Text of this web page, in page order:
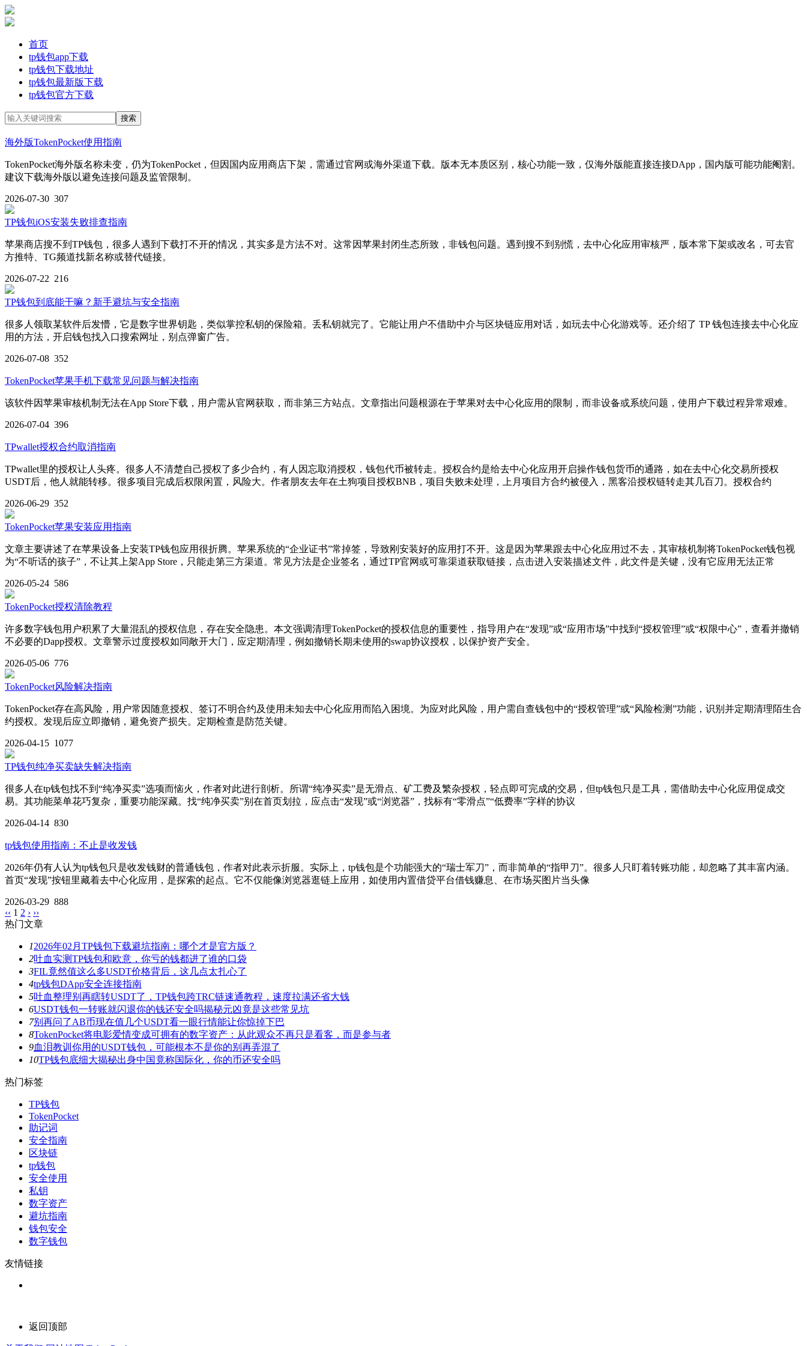
首页
tp钱包app下载
tp钱包下载地址
tp钱包最新版下载
tp钱包官方下载
海外版TokenPocket使用指南
TokenPocket海外版名称未变，仍为TokenPocket，但因国内应用商店下架，需通过官网或海外渠道下载。版本无本质区别，核心功能一致，仅海外版能直接连接DApp，国内版可能功能阉割。
建议下载海外版以避免连接问题及监管限制。
2026-07-30 307
TP钱包iOS安装失败排查指南
苹果商店搜不到TP钱包，很多人遇到下载打不开的情况，其实多是方法不对。这常因苹果封闭生态所致，非钱包问题。遇到搜不到别慌，去中心化应用审核严，版本常下架或改名，可去官
方推特、TG频道找新名称或替代链接。
2026-07-22 216
TP钱包到底能干嘛？新手避坑与安全指南
很多人领取某软件后发懵，它是数字世界钥匙，类似掌控私钥的保险箱。丢私钥就完了。它能让用户不借助中介与区块链应用对话，如玩去中心化游戏等。还介绍了 TP 钱包连接去中心化应
用的方法，开启钱包找入口搜索网址，别点弹窗广告。
2026-07-08 352
TokenPocket苹果手机下载常见问题与解决指南
该软件因苹果审核机制无法在App Store下载，用户需从官网获取，而非第三方站点。文章指出问题根源在于苹果对去中心化应用的限制，而非设备或系统问题，使用户下载过程异常艰难。
2026-07-04 396
TPwallet授权合约取消指南
TPwallet里的授权让人头疼。很多人不清楚自己授权了多少合约，有人因忘取消授权，钱包代币被转走。授权合约是给去中心化应用开启操作钱包货币的通路，如在去中心化交易所授权
USDT后，他人就能转移。很多项目完成后权限闲置，风险大。作者朋友去年在土狗项目授权BNB，项目失败未处理，上月项目方合约被侵入，黑客沿授权链转走其几百刀。授权合约
2026-06-29 352
TokenPocket苹果安装应用指南
文章主要讲述了在苹果设备上安装TP钱包应用很折腾。苹果系统的“企业证书”常掉签，导致刚安装好的应用打不开。这是因为苹果跟去中心化应用过不去，其审核机制将TokenPocket钱包视
为“不听话的孩子”，不让其上架App Store，只能走第三方渠道。常见方法是企业签名，通过TP官网或可靠渠道获取链接，点击进入安装描述文件，此文件是关键，没有它应用无法正常
2026-05-24 586
TokenPocket授权清除教程
许多数字钱包用户积累了大量混乱的授权信息，存在安全隐患。本文强调清理TokenPocket的授权信息的重要性，指导用户在“发现”或“应用市场”中找到“授权管理”或“权限中心”，查看并撤销
不必要的Dapp授权。文章警示过度授权如同敞开大门，应定期清理，例如撤销长期未使用的swap协议授权，以保护资产安全。
2026-05-06 776
TokenPocket风险解决指南
TokenPocket存在高风险，用户常因随意授权、签订不明合约及使用未知去中心化应用而陷入困境。为应对此风险，用户需自查钱包中的“授权管理”或“风险检测”功能，识别并定期清理陌生合
约授权。发现后应立即撤销，避免资产损失。定期检查是防范关键。
2026-04-15 1077
TP钱包纯净买卖缺失解决指南
很多人在tp钱包找不到“纯净买卖”选项而恼火，作者对此进行剖析。所谓“纯净买卖”是无滑点、矿工费及繁杂授权，轻点即可完成的交易，但tp钱包只是工具，需借助去中心化应用促成交
易。其功能菜单花巧复杂，重要功能深藏。找“纯净买卖”别在首页划拉，应点击“发现”或“浏览器”，找标有“零滑点”“低费率”字样的协议
2026-04-14 830
tp钱包使用指南：不止是收发钱
2026年仍有人认为tp钱包只是收发钱财的普通钱包，作者对此表示折服。实际上，tp钱包是个功能强大的“瑞士军刀”，而非简单的“指甲刀”。很多人只盯着转账功能，却忽略了其丰富内涵。
首页“发现”按钮里藏着去中心化应用，是探索的起点。它不仅能像浏览器逛链上应用，如使用内置借贷平台借钱赚息、在市场买图片当头像
2026-03-29 888
‹‹ 1 2 › ››
热门文章
12026年02月TP钱包下载避坑指南：哪个才是官方版？
2吐血实测TP钱包和欧意，你亏的钱都进了谁的口袋
3FIL竟然值这么多USDT价格背后，这几点太扎心了
4tp钱包DApp安全连接指南
5吐血整理别再瞎转USDT了，TP钱包跨TRC链速通教程，速度拉满还省大钱
6USDT钱包一转账就闪退你的钱还安全吗揭秘元凶竟是这些常见坑
7别再问了AB币现在值几个USDT看一眼行情能让你惊掉下巴
8TokenPocket将电影爱情变成可拥有的数字资产：从此观众不再只是看客，而是参与者
9血泪教训你用的USDT钱包，可能根本不是你的别再弄混了
10TP钱包底细大揭秘出身中国竟称国际化，你的币还安全吗
热门标签
TP钱包
TokenPocket
助记词
安全指南
区块链
tp钱包
安全使用
私钥
数字资产
避坑指南
钱包安全
数字钱包
友情链接
返回顶部